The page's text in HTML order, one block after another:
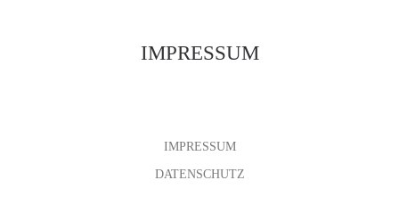
IMPRESSUM
IMPRESSUM
DATENSCHUTZ